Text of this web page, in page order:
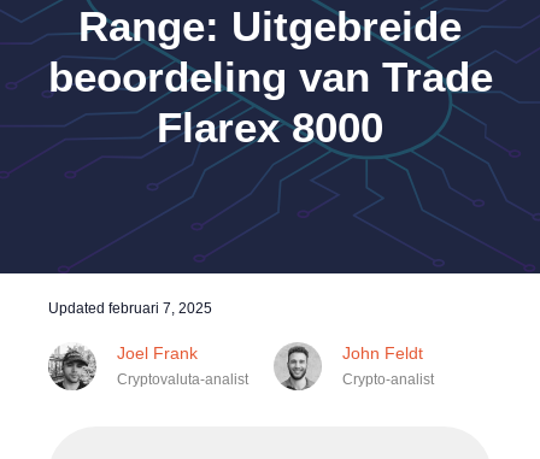
Range: Uitgebreide
beoordeling van Trade
Flarex 8000
Updated februari 7, 2025
Joel Frank
Cryptovaluta-analist
John Feldt
Crypto-analist